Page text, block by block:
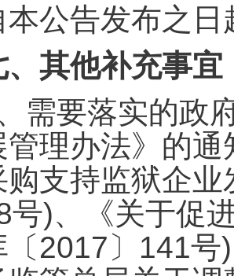
本公告发布之
、其他补充事宜
需要落实的政
管理办法》的
购支持监狱企
号)、《关于促
〔2017〕141号